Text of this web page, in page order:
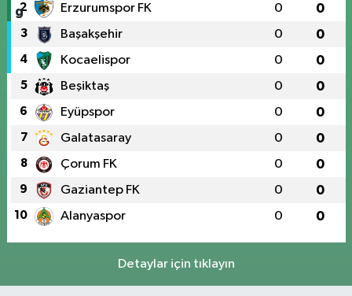
2 Erzurumspor FK 0 0
3 Başakşehir 0 0
4 Kocaelispor 0 0
5 Beşiktaş 0 0
6 Eyüpspor 0 0
7 Galatasaray 0 0
8 Çorum FK 0 0
9 Gaziantep FK 0 0
10 Alanyaspor 0 0
Detaylar için tıklayın